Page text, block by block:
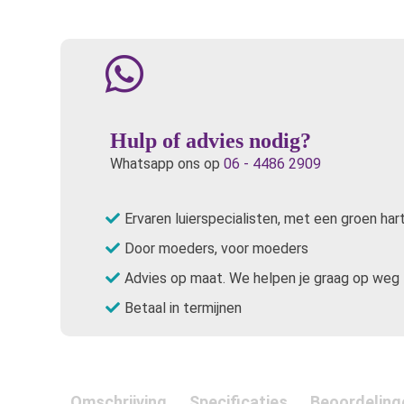
Hulp of advies nodig?
Whatsapp ons op 06 - 4486 2909
Ervaren luierspecialisten, met een groen hart
Door moeders, voor moeders
Advies op maat. We helpen je graag op weg
Betaal in termijnen